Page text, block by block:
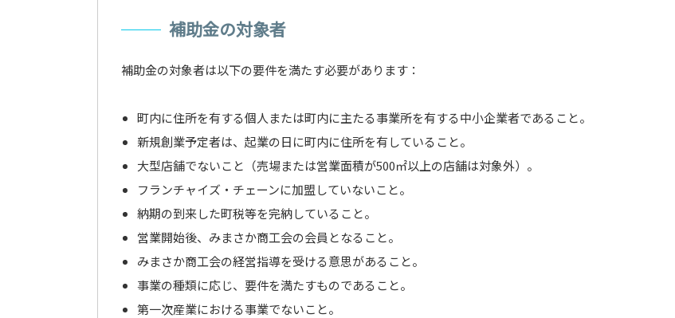
補助金の対象者
補助金の対象者は以下の要件を満たす必要があります：
町内に住所を有する個人または町内に主たる事業所を有する中小企業者であること。
新規創業予定者は、起業の日に町内に住所を有していること。
大型店舗でないこと（売場または営業面積が500㎡以上の店舗は対象外）。
フランチャイズ・チェーンに加盟していないこと。
納期の到来した町税等を完納していること。
営業開始後、みまさか商工会の会員となること。
みまさか商工会の経営指導を受ける意思があること。
事業の種類に応じ、要件を満たすものであること。
第一次産業における事業でないこと。